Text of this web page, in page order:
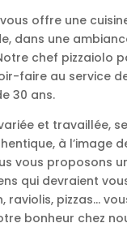
offre une
dans une
chef pizzaiolo
faire au service
30 ans.
et travaillée,
à l’image
vous proposons
qui devraient
raviolis, pizzas…
bonheur chez